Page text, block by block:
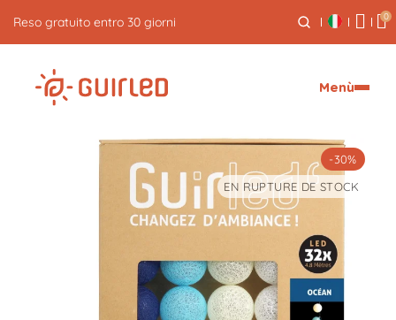
Reso gratuito entro 30 giorni 0
Menù
-30%
EN RUPTURE DE STOCK